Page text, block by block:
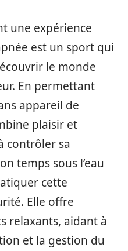
une expérience
est un sport qui
le monde
En permettant
appareil de
plaisir et
contrôler sa
temps sous l’eau
cette
Elle offre
relaxants, aidant à
et la gestion du